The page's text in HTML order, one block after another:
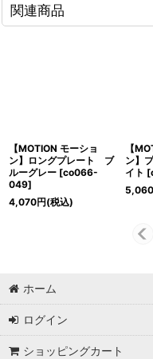
関連商品
【MOTION モーショ
ン】ロングプレート ブ
ルーグレー [co066-
049]
4,070円(税込)
【
ン】
イト [
5,060
ホーム
ログイン
ショッピングカート